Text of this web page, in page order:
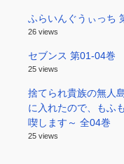
ふらいんぐうぃっち
26 views
セブンス 第01-04巻
25 views
捨てられ貴族の無人
に入れたので、もふ
喫します～ 全04巻
25 views